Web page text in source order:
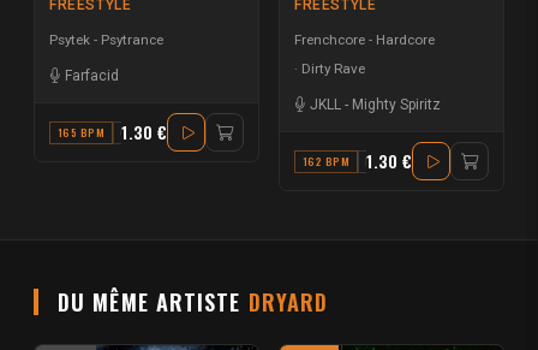
FREESTYLE
Psytek - Psytrance
Farfacid
165 BPM G1.30 €
FREESTYLE
Frenchcore - Hardcore
Dirty Rave
JKLL - Mighty Spiritz
162 BPM F1.30 €
DU MÊME ARTISTE DRYARD